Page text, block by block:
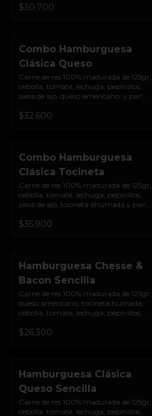
$30.700
Combo Hamburguesa
Clásica Queso
Carne de res 100% madurada de 125gr,
cebolla, tomate, lechuga, pepinillos,
salsa de ajo, queso americano  y pan
casa
$32.600
Combo Hamburguesa
Clásica Tocineta
Carne de res 100% madurada de 125gr,
cebolla, tomate, lechuga, pepinillos,
salsa de ajo, tocineta ahumada y pan
casa
$35.900
Hamburguesa Chesse &
Bacon Sencilla
Carne de res 100% madurada de 125gr,
queso americano, tocineta humada,
cebolla, tomate, lechuga, pepinillos,
$26.300
Hamburguesa Clásica
Queso Sencilla
Carne de res 100% madurada de 125gr,
cebolla, tomate, lechuga, pepinillos,